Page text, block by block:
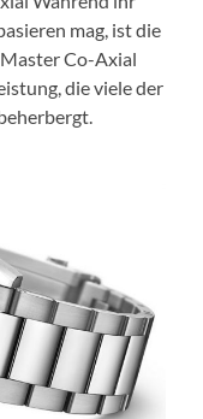
mag, ist die
Master Co-Axial
die viele der